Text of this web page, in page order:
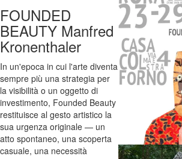
FOUNDED
BEAUTY Manfred
Kronenthaler
In un'epoca in cui l'arte diventa
sempre più una strategia per
la visibilità o un oggetto di
investimento, Founded Beauty
restituisce al gesto artistico la
sua urgenza originale — un
atto spontaneo, una scoperta
casuale, una necessità